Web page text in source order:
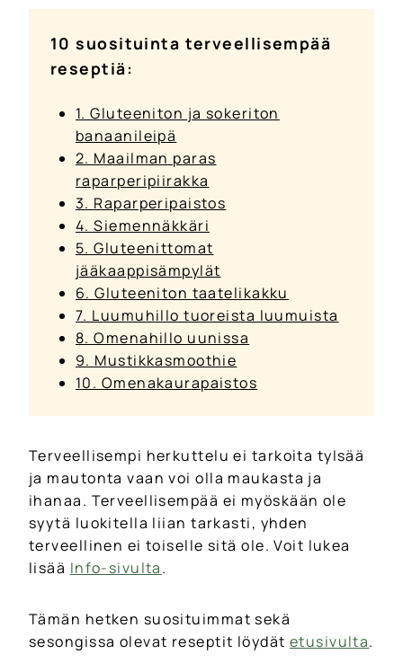
10 suosituinta terveellisempää
reseptiä:
1. Gluteeniton ja sokeriton
banaanileipä
2. Maailman paras
raparperipiirakka
3. Raparperipaistos
4. Siemennäkkäri
5. Gluteenittomat
jääkaappisämpylät
6. Gluteeniton taatelikakku
7. Luumuhillo tuoreista luumuista
8. Omenahillo uunissa
9. Mustikkasmoothie
10. Omenakaurapaistos
Terveellisempi herkuttelu ei tarkoita tylsää
ja mautonta vaan voi olla maukasta ja
ihanaa. Terveellisempää ei myöskään ole
syytä luokitella liian tarkasti, yhden
terveellinen ei toiselle sitä ole. Voit lukea
lisää Info-sivulta.
Tämän hetken suosituimmat sekä
sesongissa olevat reseptit löydät etusivulta.